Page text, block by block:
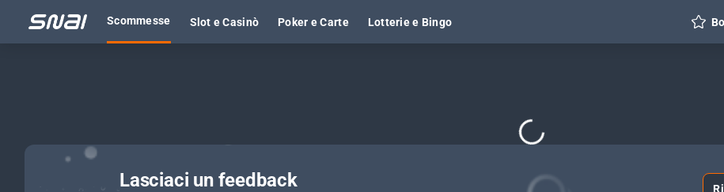
Scommesse Slot e Casinò Poker e Carte Lotterie e Bingo
Caricamento in corso...
Lasciaci un feedback